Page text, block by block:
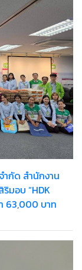
ำกัด สำนักงาน
ลค่า 63,000 บาท